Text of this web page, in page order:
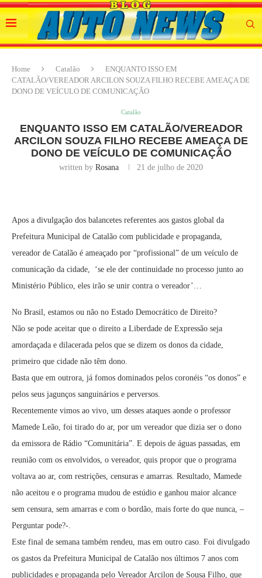
Home Catalão
ENQUANTO ISSO EM
CATALÃO/VEREADOR ARCILON SOUZA FILHO RECEBE AMEAÇA DE
DONO DE VEÍCULO DE COMUNICAÇÃO
Catalão
ENQUANTO ISSO EM CATALÃO/VEREADOR
ARCILON SOUZA FILHO RECEBE AMEAÇA DE
DONO DE VEÍCULO DE COMUNICAÇÃO
written by Rosana 21 de julho de 2020
Apos a divulgação dos balancetes referentes aos gastos global da
Prefeitura Municipal de Catalão com publicidade e propaganda,
vereador de Catalão é ameaçado por “profissional” de um veículo de
comunicação da cidade, ‘se ele der continuidade no processo junto ao
Ministério Público, eles irão se unir contra o vereador’…
No Brasil, estamos ou não no Estado Democrático de Direito?
Não se pode aceitar que o direito a Liberdade de Expressão seja
amordaçada e dilacerada pelos que se dizem os donos da cidade,
primeiro que cidade não têm dono.
Basta que em outrora, já fomos dominados pelos coronéis “os donos” e
pelos seus jagunços sanguinários e perversos.
Recentemente vimos ao vivo, um desses ataques aonde o professor
Mamede Leão, foi tirado do ar, por um vereador que dizia ser o dono
da emissora de Rádio “Comunitária”. E depois de águas passadas, em
reunião com os envolvidos, o vereador, quis propor que o programa
voltava ao ar, com restrições, censuras e amarras. Resultado, Mamede
não aceitou e o programa mudou de estúdio e ganhou maior alcance
sem censura, sem amarras e com o bordão, mais forte do que nunca, –
Perguntar pode?-.
Este final de semana também rendeu, mas em outro caso. Foi divulgado
os gastos da Prefeitura Municipal de Catalão nos últimos 7 anos com
publicidades e propaganda pelo Vereador Arcilon de Sousa Filho, que